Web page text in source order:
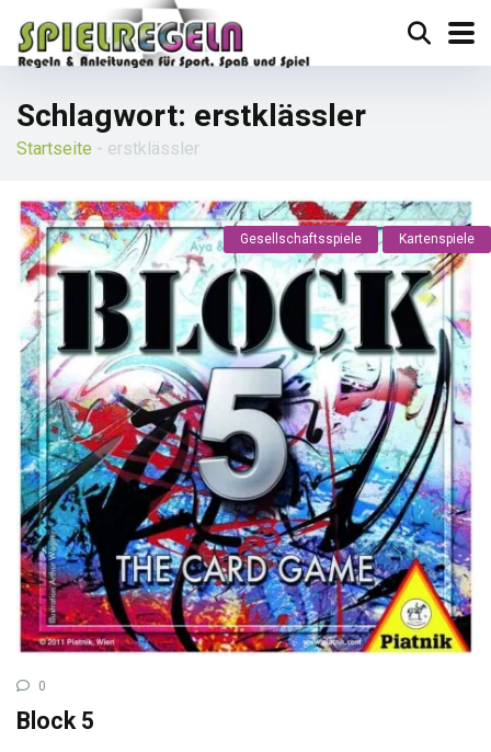
Schlagwort: erstklässler
Startseite - erstklässler
Gesellschaftsspiele Kartenspiele
0
Block 5